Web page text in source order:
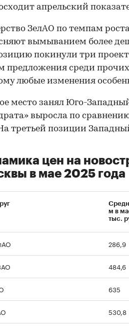
апрельский
ЗелАО по темпам
вымыванием более
покинули три
предложения среди
любые изменения
место занял Юго-
выросла по
третьей позиции
цен на
в мае 2025 года
м в
тыс.
286,9
484,6
635
530,8